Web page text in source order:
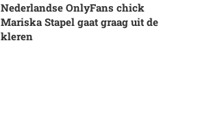
Nederlandse OnlyFans chick
Mariska Stapel gaat graag uit de
kleren